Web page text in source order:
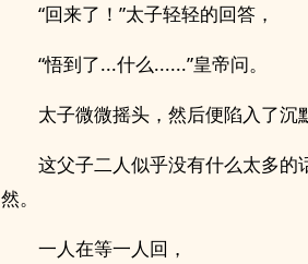
“回来了！”太子轻轻的回答，
“悟到了...什么......”皇帝问。
太子微微摇头，然后便陷入了沉
这父子二人似乎没有什么太多的
然。
一人在等一人回，